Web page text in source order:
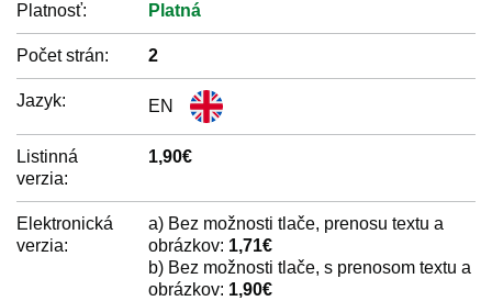
Platnosť: Platná
Počet strán: 2
Jazyk: EN
Listinná
verzia:
1,90€
Elektronická
verzia:
a) Bez možnosti tlače, prenosu textu a
obrázkov: 1,71€
b) Bez možnosti tlače, s prenosom textu a
obrázkov: 1,90€